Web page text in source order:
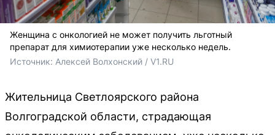
Женщина с онкологией не может получить льготный
препарат для химиотерапии уже несколько недель.
Источник: Алексей Волхонский / V1.RU
Жительница Светлоярского района
Волгоградской области, страдающая